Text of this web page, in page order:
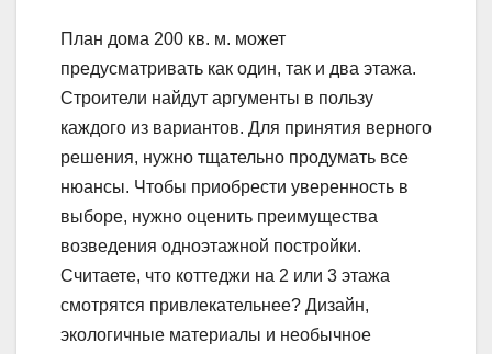
План дома 200 кв. м. может
предусматривать как один, так и два этажа.
Строители найдут аргументы в пользу
каждого из вариантов. Для принятия верного
решения, нужно тщательно продумать все
нюансы. Чтобы приобрести уверенность в
выборе, нужно оценить преимущества
возведения одноэтажной постройки.
Считаете, что коттеджи на 2 или 3 этажа
смотрятся привлекательнее? Дизайн,
экологичные материалы и необычное